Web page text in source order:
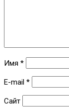
Имя *
E-mail *
Сайт